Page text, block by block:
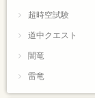
超時空試験
道中クエスト
闇竜
雷竜